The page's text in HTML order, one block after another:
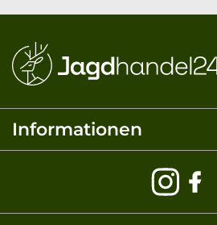
Informationen